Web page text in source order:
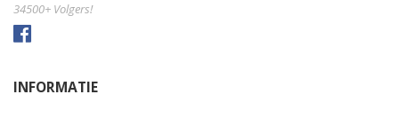
34500+ Volgers!
INFORMATIE